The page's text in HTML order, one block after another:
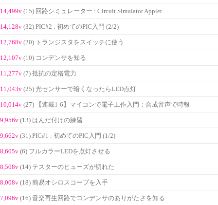
14,499v (15) 回路シミュレーター : Circuit Simulator Applet
14,128v (32) PIC#2 : 初めてのPIC入門 (2/2)
12,768v (20) トランジスタをスイッチに使う
12,107v (10) コンデンサを知る
11,277v (7) 抵抗の定格電力
11,043v (25) 光センサーで暗くなったらLED点灯
10,014v (27) 【連載1-6】マイコンで電子工作入門：合成音声で時報
9,956v (13) はんだ付けの練習
9,662v (31) PIC#1 : 初めてのPIC入門 (1/2)
8,605v (6) フルカラーLEDを点灯させる
8,508v (14) テスターのヒューズが切れた
8,008v (18) 簡易オシロスコープを入手
7,096v (16) 音楽再生回路でコンデンサのありがたさを知る